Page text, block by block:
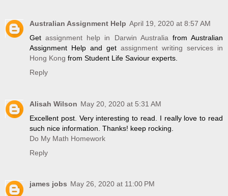
Australian Assignment Help April 19, 2020 at 8:57 AM
Getassignment help in Darwin Australia from Australian
Assignment Help and get assignment writing services in
Hong Kong from Student Life Saviour experts.
Reply
Alisah Wilson May 20, 2020 at 5:31 AM
Excellent post. Very interesting to read. I really love to read
such nice information. Thanks! keep rocking.
Do My Math Homework
Reply
james jobs May 26, 2020 at 11:00 PM